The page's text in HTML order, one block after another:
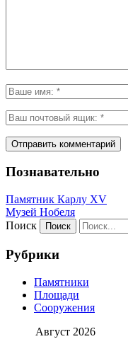
Познавательно
Памятник Карлу XV
Музей Нобеля
Поиск
Рубрики
Памятники
Площади
Сооружения
Август 2026